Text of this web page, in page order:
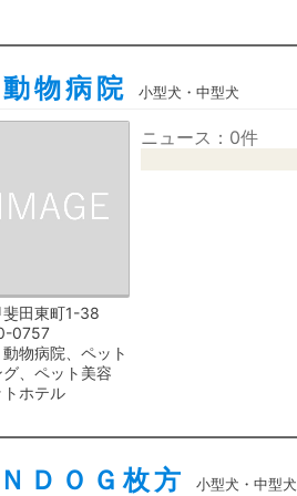
物病院 小型犬・中型犬
田東町1-38
0757
物病院、ペット
、ペット美容
ホテル
ニュース：0件
ＤＯＧ枚方 小型犬・中型犬